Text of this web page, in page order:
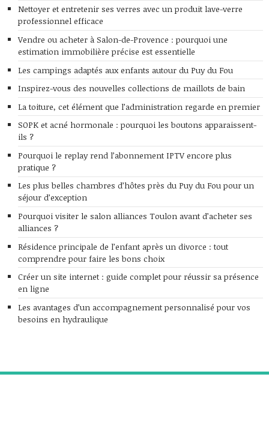
Nettoyer et entretenir ses verres avec un produit lave-verre
professionnel efficace
Vendre ou acheter à Salon-de-Provence : pourquoi une
estimation immobilière précise est essentielle
Les campings adaptés aux enfants autour du Puy du Fou
Inspirez-vous des nouvelles collections de maillots de bain
La toiture, cet élément que l’administration regarde en premier
SOPK et acné hormonale : pourquoi les boutons apparaissent-
ils ?
Pourquoi le replay rend l’abonnement IPTV encore plus
pratique ?
Les plus belles chambres d’hôtes près du Puy du Fou pour un
séjour d’exception
Pourquoi visiter le salon alliances Toulon avant d’acheter ses
alliances ?
Résidence principale de l’enfant après un divorce : tout
comprendre pour faire les bons choix
Créer un site internet : guide complet pour réussir sa présence
en ligne
Les avantages d’un accompagnement personnalisé pour vos
besoins en hydraulique